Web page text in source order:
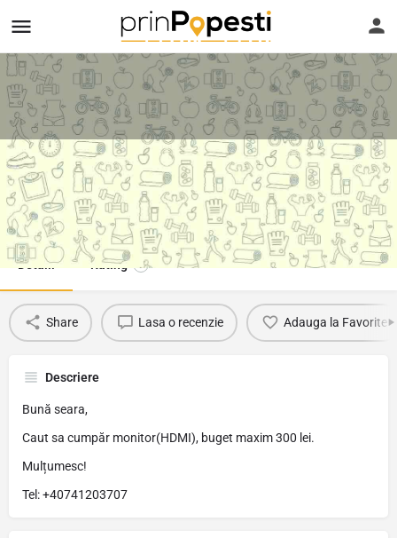
Cumpăr monitor HDMI
Telefon
0741203707 Suna Favorit
Detalii Rating 0
Share Lasa o recenzie Adauga la Favorite
Descriere
Bună seara,
Caut sa cumpăr monitor(HDMI), buget maxim 300 lei.
Mulțumesc!
Tel: +40741203707